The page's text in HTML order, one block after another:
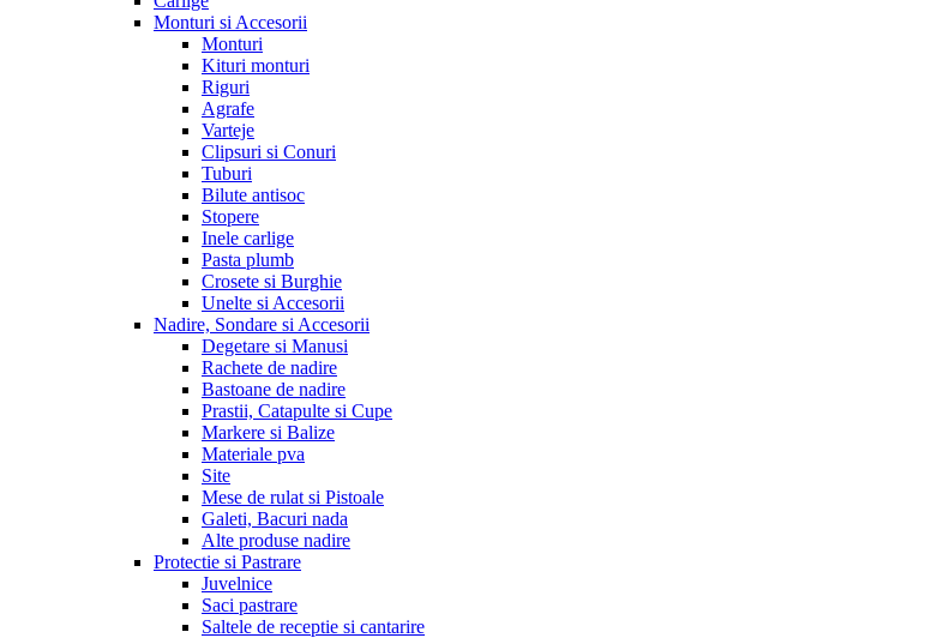
Monturi si Accesorii
Monturi
Kituri monturi
Riguri
Agrafe
Varteje
Clipsuri si Conuri
Tuburi
Bilute antisoc
Stopere
Inele carlige
Pasta plumb
Crosete si Burghie
Unelte si Accesorii
Nadire, Sondare si Accesorii
Degetare si Manusi
Rachete de nadire
Bastoane de nadire
Prastii, Catapulte si Cupe
Markere si Balize
Materiale pva
Site
Mese de rulat si Pistoale
Galeti, Bacuri nada
Alte produse nadire
Protectie si Pastrare
Juvelnice
Saci pastrare
Saltele de receptie si cantarire